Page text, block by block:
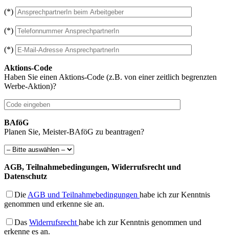
(*)
(*)
(*)
Aktions-Code
Haben Sie einen Aktions-Code (z.B. von einer zeitlich begrenzten
Werbe-Aktion)?
BAföG
Planen Sie, Meister-BAföG zu beantragen?
AGB, Teilnahmebedingungen, Widerrufsrecht und
Datenschutz
Die AGB und Teilnahmebedingungen habe ich zur Kenntnis
genommen und erkenne sie an.
Das Widerrufsrecht habe ich zur Kenntnis genommen und
erkenne es an.